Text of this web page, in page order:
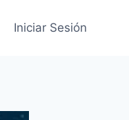
Iniciar Sesión